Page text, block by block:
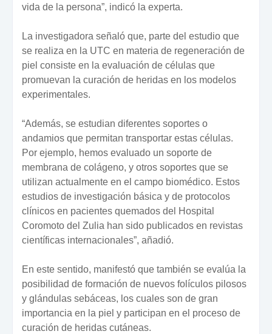
vida de la persona”, indicó la experta.
La investigadora señaló que, parte del estudio que
se realiza en la UTC en materia de regeneración de
piel consiste en la evaluación de células que
promuevan la curación de heridas en los modelos
experimentales.
“Además, se estudian diferentes soportes o
andamios que permitan transportar estas células.
Por ejemplo, hemos evaluado un soporte de
membrana de colágeno, y otros soportes que se
utilizan actualmente en el campo biomédico. Estos
estudios de investigación básica y de protocolos
clínicos en pacientes quemados del Hospital
Coromoto del Zulia han sido publicados en revistas
científicas internacionales”, añadió.
En este sentido, manifestó que también se evalúa la
posibilidad de formación de nuevos folículos pilosos
y glándulas sebáceas, los cuales son de gran
importancia en la piel y participan en el proceso de
curación de heridas cutáneas.